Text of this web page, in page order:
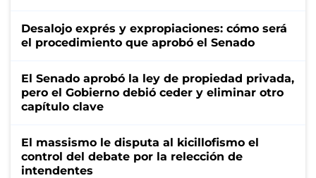
Desalojo exprés y expropiaciones: cómo será
el procedimiento que aprobó el Senado
El Senado aprobó la ley de propiedad privada,
pero el Gobierno debió ceder y eliminar otro
capítulo clave
El massismo le disputa al kicillofismo el
control del debate por la relección de
intendentes